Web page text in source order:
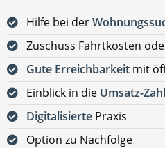
Hilfe bei der
Zuschuss Fahrtkosten
Gute Erreichbarkeit mit
Einblick in die Umsatz-
Digitalisierte Praxis
Option zu Nachfolge